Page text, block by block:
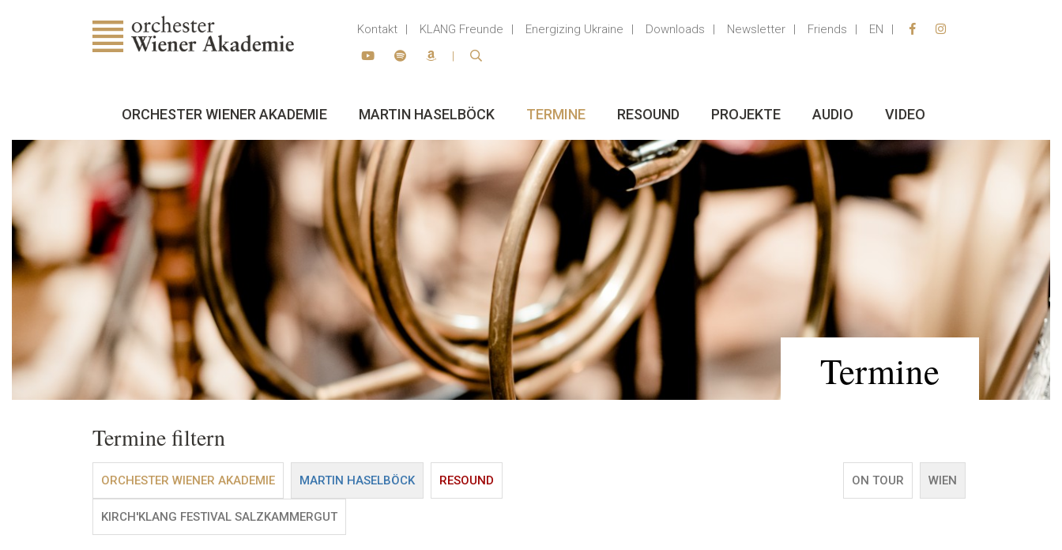
Kontakt KLANG Freunde Energizing Ukraine Downloads Newsletter Friends EN
ORCHESTER WIENER AKADEMIE MARTIN HASELBÖCK TERMINE RESOUND PROJEKTE AUDIO VIDEO
Termine
Termine filtern
ORCHESTER WIENER AKADEMIE MARTIN HASELBÖCK RESOUND
KIRCH'KLANG FESTIVAL SALZKAMMERGUT
ON TOUR WIEN